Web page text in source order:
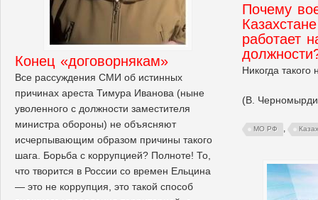
Конец «договорнякам»
Все рассуждения СМИ об истинных
причинах ареста Тимура Иванова (ныне
уволенного с должности заместителя
министра обороны) не объясняют
исчерпывающим образом причины такого
шага. Борьба с коррупцией? Полноте! То,
что творится в России со времен Ельцина
— это не коррупция, это такой способ
Почему
работает
Никогда такого
(В.
МО РФ ,